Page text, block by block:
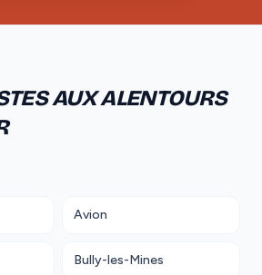
AUX ALENTOURS
Avion
Bully-les-Mines